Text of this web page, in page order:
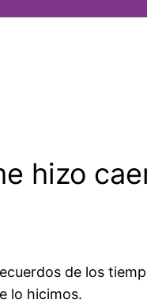
hizo
de los
lo hicimos.